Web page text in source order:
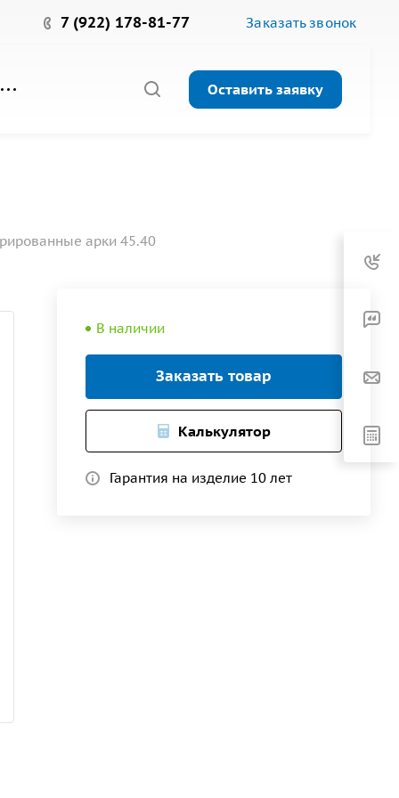
7 (922) 178-81-77 Заказать звонок
Оставить заявку
арки 45.40
В наличии
Заказать товар
Калькулятор
Гарантия на изделие 10 лет